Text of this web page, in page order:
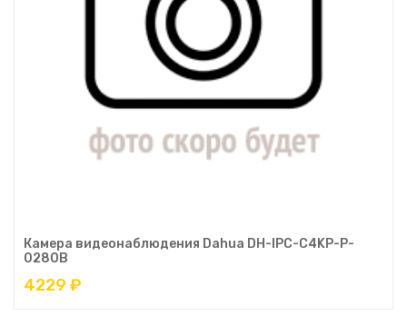
Камера видеонаблюдения Dahua DH-IPC-C4KP-P-
0280B
4229 ₽